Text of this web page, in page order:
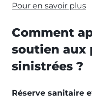
Pour en savoir plus
Comment
soutien aux
sinistrées ?
Réserve sanitaire